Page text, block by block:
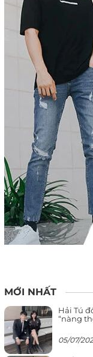
MỚI NHẤT
Hải Tú
“nàng
05/07/